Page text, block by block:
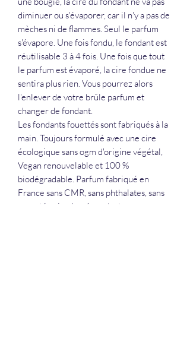
diminuer ou s'évaporer, car il n'y a pas de
mèches ni de flammes. Seul le parfum
s'évapore. Une fois fondu, le fondant est
réutilisable 3 à 4 fois. Une fois que tout
le parfum est évaporé, la cire fondue ne
sentira plus rien. Vous pourrez alors
l'enlever de votre brûle parfum et
changer de fondant.
Les fondants fouettés sont fabriqués à la
main. Toujours formulé avec une cire
écologique sans ogm d'origine végétal,
Vegan renouvelable et 100 %
biodégradable. Parfum fabriqué en
France sans CMR, sans phthalates, sans
cruauté animale, répondant aux normes